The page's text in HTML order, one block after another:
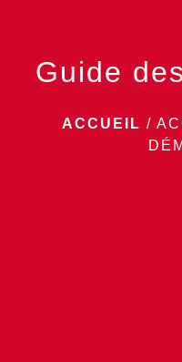
Guide
ACCUEIL /